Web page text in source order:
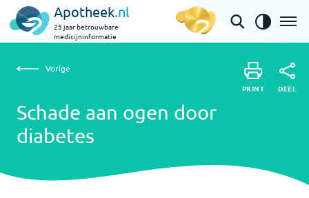
Apotheek.nl
25 jaar betrouwbare
medicijninformatie
Schade aan ogen door diabetes
Vorige
Schade aan ogen door
diabetes
PRINT DEEL